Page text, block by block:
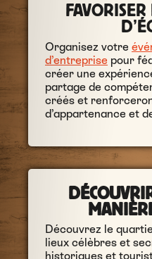
Organisez votre
d’entreprise pour
créer une
partage de
créés et
d’appartenance et
Découvrez le
lieux célèbres et
historiques et